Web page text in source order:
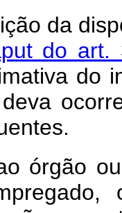
da
do art.
do
órgão